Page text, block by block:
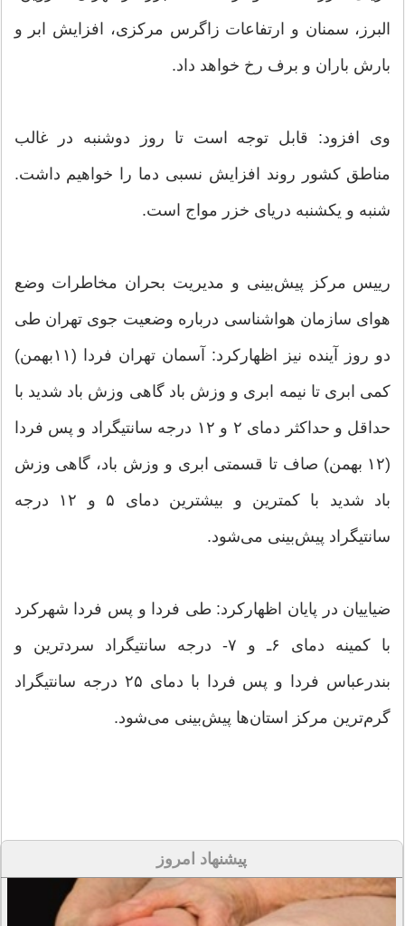
البرز، سمنان و ارتفاعات زاگرس مرکزی، افزایش ابر و
بارش باران و برف رخ خواهد داد.
وی افزود: قابل توجه است تا روز دوشنبه در غالب
مناطق کشور روند افزایش نسبی دما را خواهیم داشت.
شنبه و یکشنبه دریای خزر مواج است.
رییس مرکز پیش‌بینی و مدیریت بحران مخاطرات وضع
هوای سازمان هواشناسی درباره وضعیت جوی تهران طی
دو روز آینده نیز اظهارکرد: آسمان تهران فردا (۱۱بهمن)
کمی ابری تا نیمه ابری و وزش باد گاهی وزش باد شدید با
حداقل و حداکثر دمای ۲ و ۱۲ درجه سانتیگراد و پس فردا
(۱۲ بهمن) صاف تا قسمتی ابری و وزش باد، گاهی وزش
باد شدید با کمترین و بیشترین دمای ۵ و ۱۲ درجه
سانتیگراد پیش‌بینی می‌شود.
ضیاییان در پایان اظهارکرد: طی فردا و پس فردا شهرکرد
با کمینه دمای ۶ـ و ۷- درجه سانتیگراد سردترین و
بندرعباس فردا و پس فردا با دمای ۲۵ درجه سانتیگراد
گرم‌ترین مرکز استان‌ها پیش‌بینی می‌شود.
پیشنهاد امروز